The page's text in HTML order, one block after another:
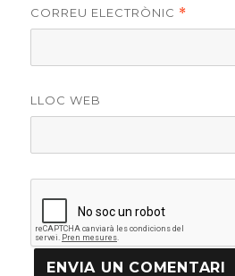
CORREU ELECTRÒNIC *
LLOC WEB